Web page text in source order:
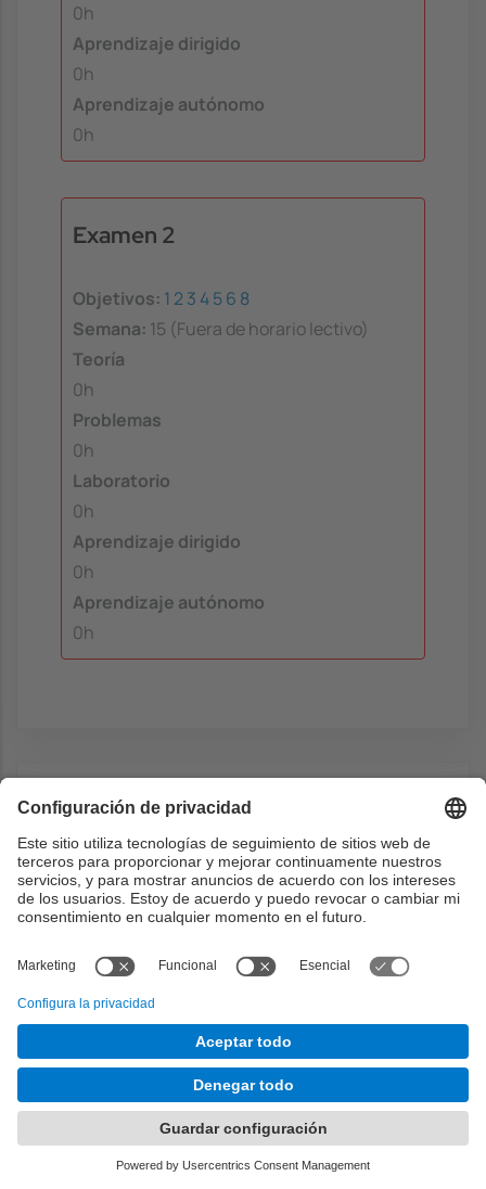
0h
Aprendizaje dirigido
0h
Aprendizaje autónomo
0h
Examen 2
Objetivos: 1 23 456 8
Semana: 15 (Fuera de horario lectivo)
Teoría
0h
Problemas
0h
Laboratorio
0h
Aprendizaje dirigido
0h
Aprendizaje autónomo
0h
Metodología docente
La asignatura constará de clases magistrales
combinadas con ejercicios de pizarra en las
clases de teoría donde el alumno aprenderá
Además, el alumno, deberá hacer una trabajo
escrito de un tema que se propondrá a
principio de curso. Los alumnos deben buscar
información sobre el tema y defender el tema
escogido, presentando los aspecto
tecnológicos relevantes, su integración en